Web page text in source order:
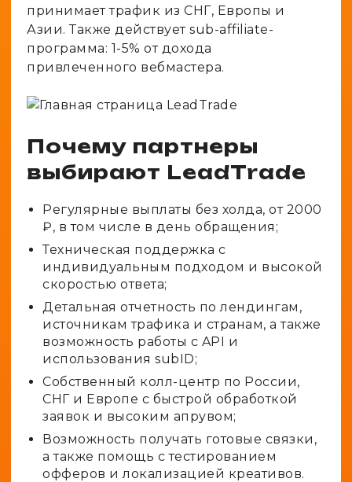
принимает трафик из СНГ, Европы и
Азии. Также действует sub-affiliate-
программа: 1-5% от дохода
привлеченного вебмастера.
Почему партнеры
выбирают LeadTrade
Регулярные выплаты без холда, от 2000
₽, в том числе в день обращения;
Техническая поддержка с
индивидуальным подходом и высокой
скоростью ответа;
Детальная отчетность по лендингам,
источникам трафика и странам, а также
возможность работы с API и
использования subID;
Собственный колл-центр по России,
СНГ и Европе с быстрой обработкой
заявок и высоким апрувом;
Возможность получать готовые связки,
а также помощь с тестированием
офферов и локализацией креативов.